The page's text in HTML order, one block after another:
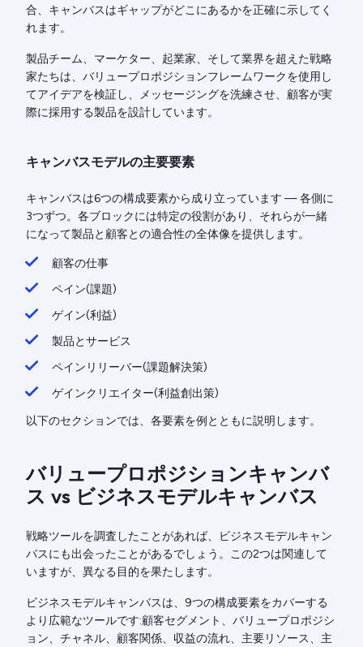
合、キャンバスはギャップがどこにあるかを正確に示してく
れます。
製品チーム、マーケター、起業家、そして業界を超えた戦略
家たちは、バリュープロポジションフレームワークを使用し
てアイデアを検証し、メッセージングを洗練させ、顧客が実
際に採用する製品を設計しています。
キャンバスモデルの主要要素
キャンバスは6つの構成要素から成り立っています — 各側に
3つずつ。各ブロックには特定の役割があり、それらが一緒
になって製品と顧客との適合性の全体像を提供します。
顧客の仕事
ペイン(課題)
ゲイン(利益)
製品とサービス
ペインリリーバー(課題解決策)
ゲインクリエイター(利益創出策)
以下のセクションでは、各要素を例とともに説明します。
バリュープロポジションキャンバ
ス vs ビジネスモデルキャンバス
戦略ツールを調査したことがあれば、ビジネスモデルキャン
バスにも出会ったことがあるでしょう。この2つは関連して
いますが、異なる目的を果たします。
ビジネスモデルキャンバスは、9つの構成要素をカバーする
より広範なツールです:顧客セグメント、バリュープロポジシ
ョン、チャネル、顧客関係、収益の流れ、主要リソース、主